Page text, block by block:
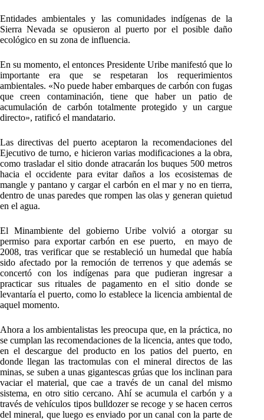
Entidades ambientales y las comunidades indígenas de la
Sierra Nevada se opusieron al puerto por el posible daño
ecológico en su zona de influencia.
En su momento, el entonces Presidente Uribe manifestó que lo
importante era que se respetaran los requerimientos
ambientales. «No puede haber embarques de carbón con fugas
que creen contaminación, tiene que haber un patio de
acumulación de carbón totalmente protegido y un cargue
directo», ratificó el mandatario.
Las directivas del puerto aceptaron la recomendaciones del
Ejecutivo de turno, e hicieron varias modificaciones a la obra,
como trasladar el sitio donde atracarán los buques 500 metros
hacia el occidente para evitar daños a los ecosistemas de
mangle y pantano y cargar el carbón en el mar y no en tierra,
dentro de unas paredes que rompen las olas y generan quietud
en el agua.
El Minambiente del gobierno Uribe volvió a otorgar su
permiso para exportar carbón en ese puerto, en mayo de
2008, tras verificar que se restableció un humedal que había
sido afectado por la remoción de terrenos y que además se
concertó con los indígenas para que pudieran ingresar a
practicar sus rituales de pagamento en el sitio donde se
levantaría el puerto, como lo establece la licencia ambiental de
aquel momento.
Ahora a los ambientalistas les preocupa que, en la práctica, no
se cumplan las recomendaciones de la licencia, antes que todo,
en el descargue del producto en los patios del puerto, en
donde llegan las tractomulas con el mineral directos de las
minas, se suben a unas gigantescas grúas que los inclinan para
vaciar el material, que cae a través de un canal del mismo
sistema, en otro sitio cercano. Ahí se acumula el carbón y a
través de vehículos tipos bulldozer se recoge y se hacen cerros
del mineral, que luego es enviado por un canal con la parte de